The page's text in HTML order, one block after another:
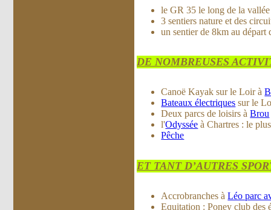
le GR 35 le long de la
3 sentiers nature et des
un sentier de 8km au
DE NOMBREUSES
Canoë Kayak sur le Loir à
Bateaux électriques sur le
Deux parcs de loisirs àBrou
l'Odyssée à Chartres : le
Pêche
ET TANT D’AUTRES
Accrobranches àLéo parc
Equitation : Poney club